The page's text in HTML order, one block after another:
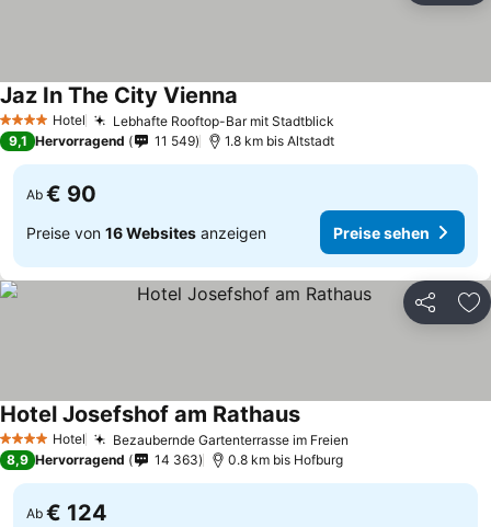
4 Sterne Hotel Lebhafte Rooftop-Bar mit Stadtblick
Jaz In The City Vienna
9,1 Hervorragend 11 549 1.8 km bis Altstadt
Ab € 90
Preise von 16 Websites anzeigen Preise sehen
Teilen
4 Sterne Hotel Bezaubernde Gartenterrasse im Freien
Hotel Josefshof am Rathaus
8,9 Hervorragend 14 363 0.8 km bis Hofburg
Ab € 124